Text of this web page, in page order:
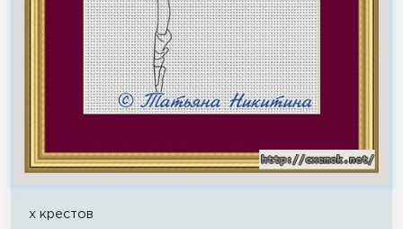
x крестов